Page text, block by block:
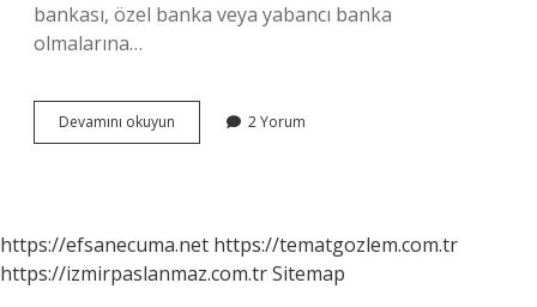
bankası, özel banka veya yabancı banka
olmalarına…
Devamını okuyun Alternatif
Bank
2 Yorum
https://efsanecuma.net https://tematgozlem.com.tr
https://izmirpaslanmaz.com.trSitemap